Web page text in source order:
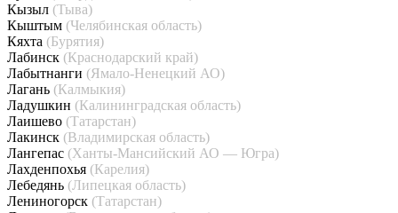
Кызыл (Тыва)
Кыштым (Челябинская область)
Кяхта (Бурятия)
Лабинск (Краснодарский край)
Лабытнанги (Ямало-Ненецкий АО)
Лагань (Калмыкия)
Ладушкин (Калининградская область)
Лаишево (Татарстан)
Лакинск (Владимирская область)
Лангепас (Ханты-Мансийский АО — Югра)
Лахденпохья (Карелия)
Лебедянь (Липецкая область)
Лениногорск (Татарстан)